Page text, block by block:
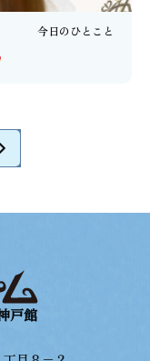
今日のひとこと